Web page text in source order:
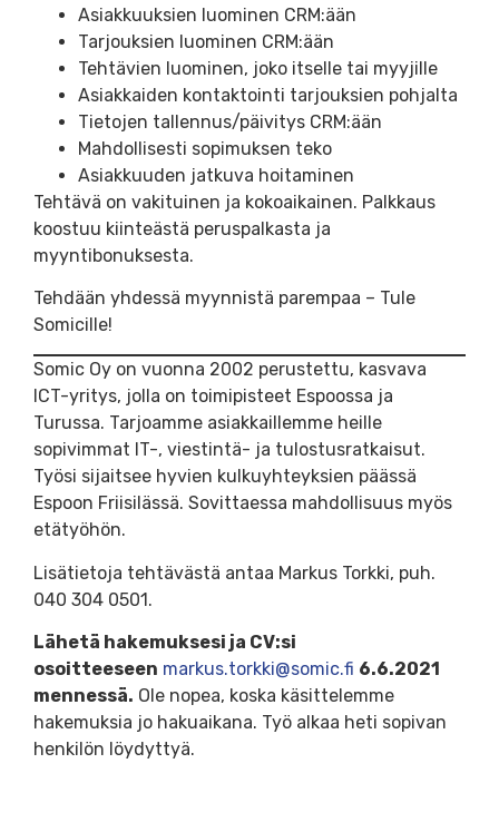
Asiakkuuksien luominen CRM:ään
Tarjouksien luominen CRM:ään
Tehtävien luominen, joko itselle tai myyjille
Asiakkaiden kontaktointi tarjouksien pohjalta
Tietojen tallennus/päivitys CRM:ään
Mahdollisesti sopimuksen teko
Asiakkuuden jatkuva hoitaminen
Tehtävä on vakituinen ja kokoaikainen. Palkkaus
koostuu kiinteästä peruspalkasta ja
myyntibonuksesta.
Tehdään yhdessä myynnistä parempaa – Tule
Somicille!
Somic Oy on vuonna 2002 perustettu, kasvava
ICT-yritys, jolla on toimipisteet Espoossa ja
Turussa. Tarjoamme asiakkaillemme heille
sopivimmat IT-, viestintä- ja tulostusratkaisut.
Työsi sijaitsee hyvien kulkuyhteyksien päässä
Espoon Friisilässä. Sovittaessa mahdollisuus myös
etätyöhön.
Lisätietoja tehtävästä antaa Markus Torkki, puh.
040 304 0501.
Lähetä hakemuksesi ja CV:si
osoitteeseen markus.torkki@somic.fi 6.6.2021
mennessä. Ole nopea, koska käsittelemme
hakemuksia jo hakuaikana. Työ alkaa heti sopivan
henkilön löydyttyä.